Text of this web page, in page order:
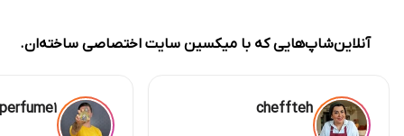
آنلاین‌شاپ‌هایی که با میکسین سایت اختصاصی ساخته‌ان.
cheffteh